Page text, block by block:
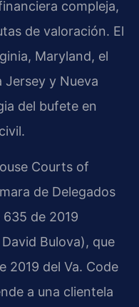
compleja,
de valoración. El
Maryland, el
Jersey y Nueva
del bufete en
Courts of
de Delegados
de 2019
Bulova), que
2019 del Va. Code
a una clientela